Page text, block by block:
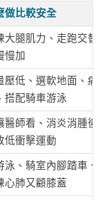
做比較安全
大腿肌力、走跑交替
慢加
壓低、選軟地面、痛
搭配騎車游泳
醫師看、消炎消腫後
低衝擊運動
泳、騎室內腳踏車、
心肺又顧膝蓋